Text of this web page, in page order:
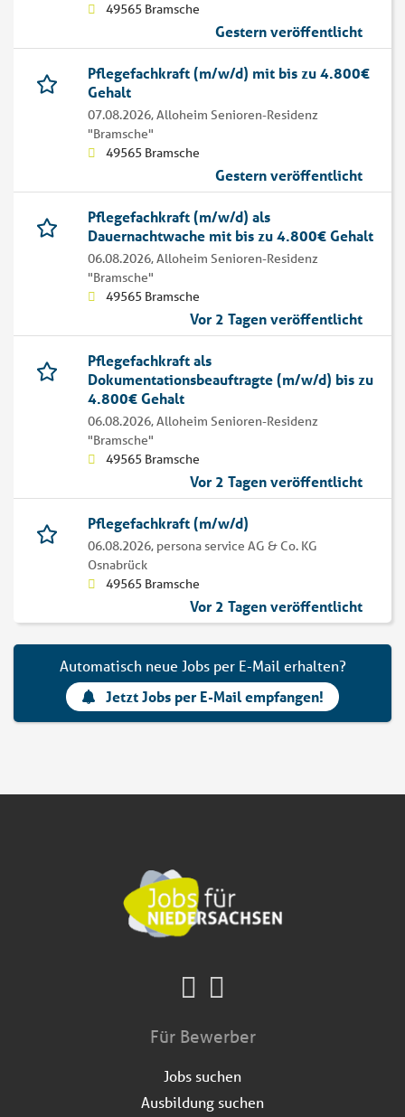
49565 Bramsche
Gestern veröffentlicht
Pflegefachkraft (m/w/d) mit bis zu 4.800€
Gehalt
07.08.2026,Alloheim Senioren-Residenz
"Bramsche"
49565 Bramsche
Gestern veröffentlicht
Pflegefachkraft (m/w/d) als
Dauernachtwache mit bis zu 4.800€ Gehalt
06.08.2026,Alloheim Senioren-Residenz
"Bramsche"
49565 Bramsche
Vor 2 Tagen veröffentlicht
Pflegefachkraft als
Dokumentationsbeauftragte (m/w/d) bis zu
4.800€ Gehalt
06.08.2026,Alloheim Senioren-Residenz
"Bramsche"
49565 Bramsche
Vor 2 Tagen veröffentlicht
Pflegefachkraft (m/w/d)
06.08.2026, persona service AG & Co. KG
Osnabrück
49565 Bramsche
Vor 2 Tagen veröffentlicht
Automatisch neue Jobs per E-Mail erhalten?
Jetzt Jobs per E-Mail empfangen!
Für Bewerber
Jobs suchen
Ausbildung suchen